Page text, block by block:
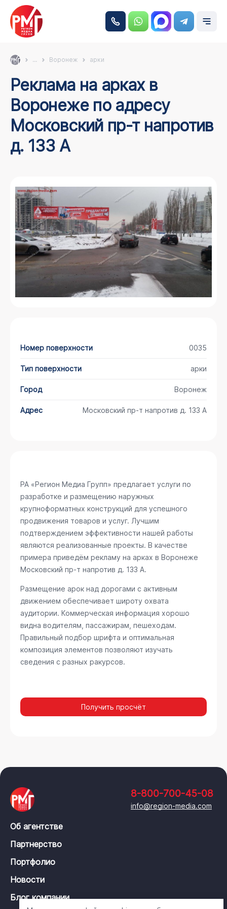
... Воронеж арки
Реклама на арках в
Воронеже по адресу
Московский пр-т напротив
д. 133 А
Номер поверхности 0035
Тип поверхности арки
Город Воронеж
Адрес Московский пр-т напротив д. 133 А
РА «Регион Медиа Групп» предлагает услуги по
разработке и размещению наружных
крупноформатных конструкций для успешного
продвижения товаров и услуг. Лучшим
подтверждением эффективности нашей работы
являются реализованные проекты. В качестве
примера приведём рекламу на арках в Воронеже
Московский пр-т напротив д. 133 А.
Размещение арок над дорогами с активным
движением обеспечивает широту охвата
аудитории. Коммерческая информация хорошо
видна водителям, пассажирам, пешеходам.
Правильный подбор шрифта и оптимальная
композиция элементов позволяют изучать
сведения с разных ракурсов.
Получить просчёт
8-800-700-45-08
info@region-media.com
Об агентстве
Партнерство
Портфолио
Новости
Блог компании